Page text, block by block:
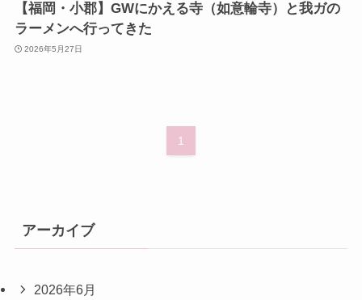
【福岡・小郡】GWにかえる寺（如意輪寺）と我ガの
ラーメンへ行ってきた
2026年5月27日
1
アーカイブ
2026年6月